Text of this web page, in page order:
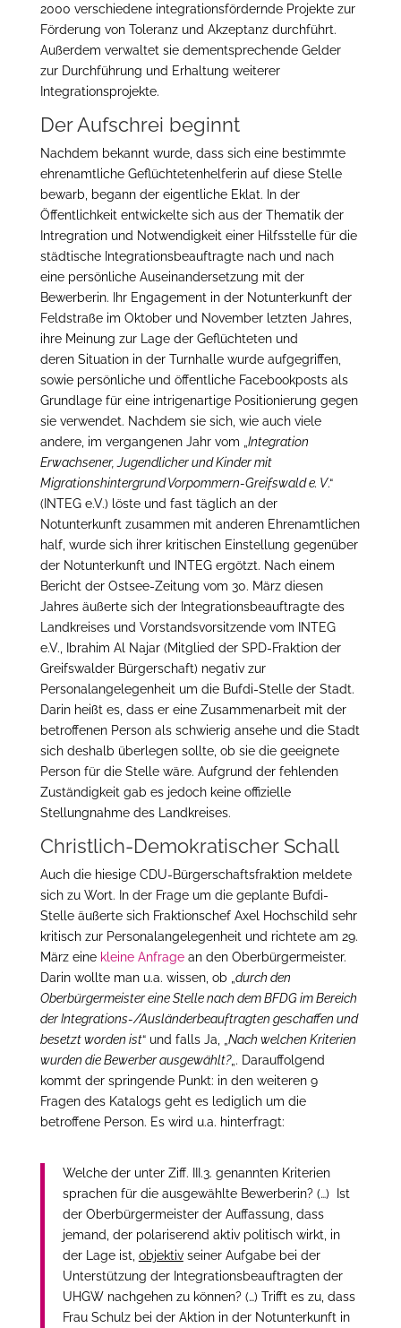
2000 verschiedene integrationsfördernde Projekte zur
Förderung von Toleranz und Akzeptanz durchführt.
Außerdem verwaltet sie dementsprechende Gelder
zur Durchführung und Erhaltung weiterer
Integrationsprojekte.
Der Aufschrei beginnt
Nachdem bekannt wurde, dass sich eine bestimmte
ehrenamtliche Geflüchtetenhelferin auf diese Stelle
bewarb, begann der eigentliche Eklat. In der
Öffentlichkeit entwickelte sich aus der Thematik der
Intregration und Notwendigkeit einer Hilfsstelle für die
städtische Integrationsbeauftragte nach und nach
eine persönliche Auseinandersetzung mit der
Bewerberin. Ihr Engagement in der Notunterkunft der
Feldstraße im Oktober und November letzten Jahres,
ihre Meinung zur Lage der Geflüchteten und
deren Situation in der Turnhalle wurde aufgegriffen,
sowie persönliche und öffentliche Facebookposts als
Grundlage für eine intrigenartige Positionierung gegen
sie verwendet. Nachdem sie sich, wie auch viele
andere, im vergangenen Jahr vom „ Integration
Erwachsener, Jugendlicher und Kinder mit
Migrationshintergrund Vorpommern-Greifswald e. V.“
(INTEG e.V.) löste und fast täglich an der
Notunterkunft zusammen mit anderen Ehrenamtlichen
half, wurde sich ihrer kritischen Einstellung gegenüber
der Notunterkunft und INTEG ergötzt. Nach einem
Bericht der Ostsee-Zeitung vom 30. März diesen
Jahres äußerte sich der Integrationsbeauftragte des
Landkreises und Vorstandsvorsitzende vom INTEG
e.V., Ibrahim Al Najar (Mitglied der SPD-Fraktion der
Greifswalder Bürgerschaft) negativ zur
Personalangelegenheit um die Bufdi-Stelle der Stadt.
Darin heißt es, dass er eine Zusammenarbeit mit der
betroffenen Person als schwierig ansehe und die Stadt
sich deshalb überlegen sollte, ob sie die geeignete
Person für die Stelle wäre. Aufgrund der fehlenden
Zuständigkeit gab es jedoch keine offizielle
Stellungnahme des Landkreises.
Christlich-Demokratischer Schall
Auch die hiesige CDU-Bürgerschaftsfraktion meldete
sich zu Wort. In der Frage um die geplante Bufdi-
Stelle äußerte sich Fraktionschef Axel Hochschild sehr
kritisch zur Personalangelegenheit und richtete am 29.
März eine kleine Anfragean den Oberbürgermeister.
Darin wollte man u.a. wissen, ob „ durch den
Oberbürgermeister eine Stelle nach dem BFDG im Bereich
der Integrations-/Ausländerbeauftragten geschaffen und
besetzt worden ist“ und falls Ja, „ Nach welchen Kriterien
wurden die Bewerber ausgewählt?„. Darauffolgend
kommt der springende Punkt: in den weiteren 9
Fragen des Katalogs geht es lediglich um die
betroffene Person. Es wird u.a. hinterfragt:
Welche der unter Ziff. III.3. genannten Kriterien
sprachen für die ausgewählte Bewerberin? (…) Ist
der Oberbürgermeister der Auffassung, dass
jemand, der polariserend aktiv politisch wirkt, in
der Lage ist, objektivseiner Aufgabe bei der
Unterstützung der Integrationsbeauftragten der
UHGW nachgehen zu können? (…) Trifft es zu, dass
Frau Schulz bei der Aktion in der Notunterkunft in